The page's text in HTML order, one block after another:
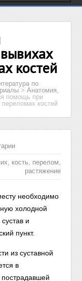
костей
по
>Анатомия,
помощь при
костей
кость перелом
растяжение
необходимо
холодной
и
пункт.
из суставной
в